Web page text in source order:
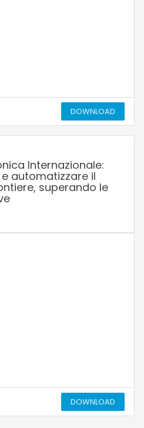
DOWNLOAD
Internazionale:
automatizzare il
superando le
DOWNLOAD